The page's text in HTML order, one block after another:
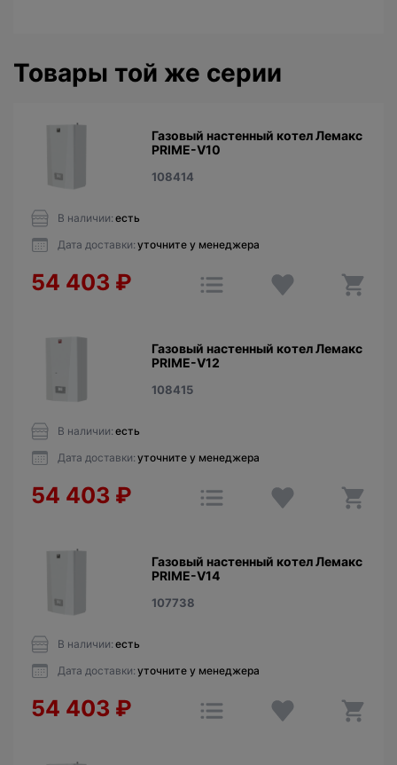
Товары той же серии
Газовый настенный котел Лемакс
PRIME-V10
108414
В наличии: есть
Дата доставки: уточните у менеджера
54 403 ₽
Газовый настенный котел Лемакс
PRIME-V12
108415
В наличии: есть
Дата доставки: уточните у менеджера
54 403 ₽
Газовый настенный котел Лемакс
PRIME-V14
107738
В наличии: есть
Дата доставки: уточните у менеджера
54 403 ₽